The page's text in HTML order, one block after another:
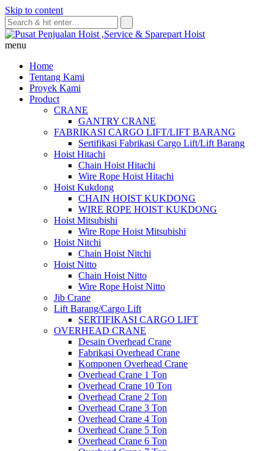
Skip to content
menu
Home
Tentang Kami
Proyek Kami
Product
CRANE
GANTRY CRANE
FABRIKASI CARGO LIFT/LIFT BARANG
Sertifikasi Fabrikasi Cargo Lift/Lift Barang
Hoist Hitachi
Chain Hoist Hitachi
Wire Rope Hoist Hitachi
Hoist Kukdong
CHAIN HOIST KUKDONG
WIRE ROPE HOIST KUKDONG
Hoist Mitsubishi
Wire Rope Hoist Mitsubishi
Hoist Nitchi
Chain Hoist Nitchi
Hoist Nitto
Chain Hoist Nitto
Wire Rope Hoist Nitto
Jib Crane
Lift Barang/Cargo Lift
SERTIFIKASI CARGO LIFT
OVERHEAD CRANE
Desain Overhead Crane
Fabrikasi Overhead Crane
Komponen Overhead Crane
Overhead Crane 1 Ton
Overhead Crane 10 Ton
Overhead Crane 2 Ton
Overhead Crane 3 Ton
Overhead Crane 4 Ton
Overhead Crane 5 Ton
Overhead Crane 6 Ton